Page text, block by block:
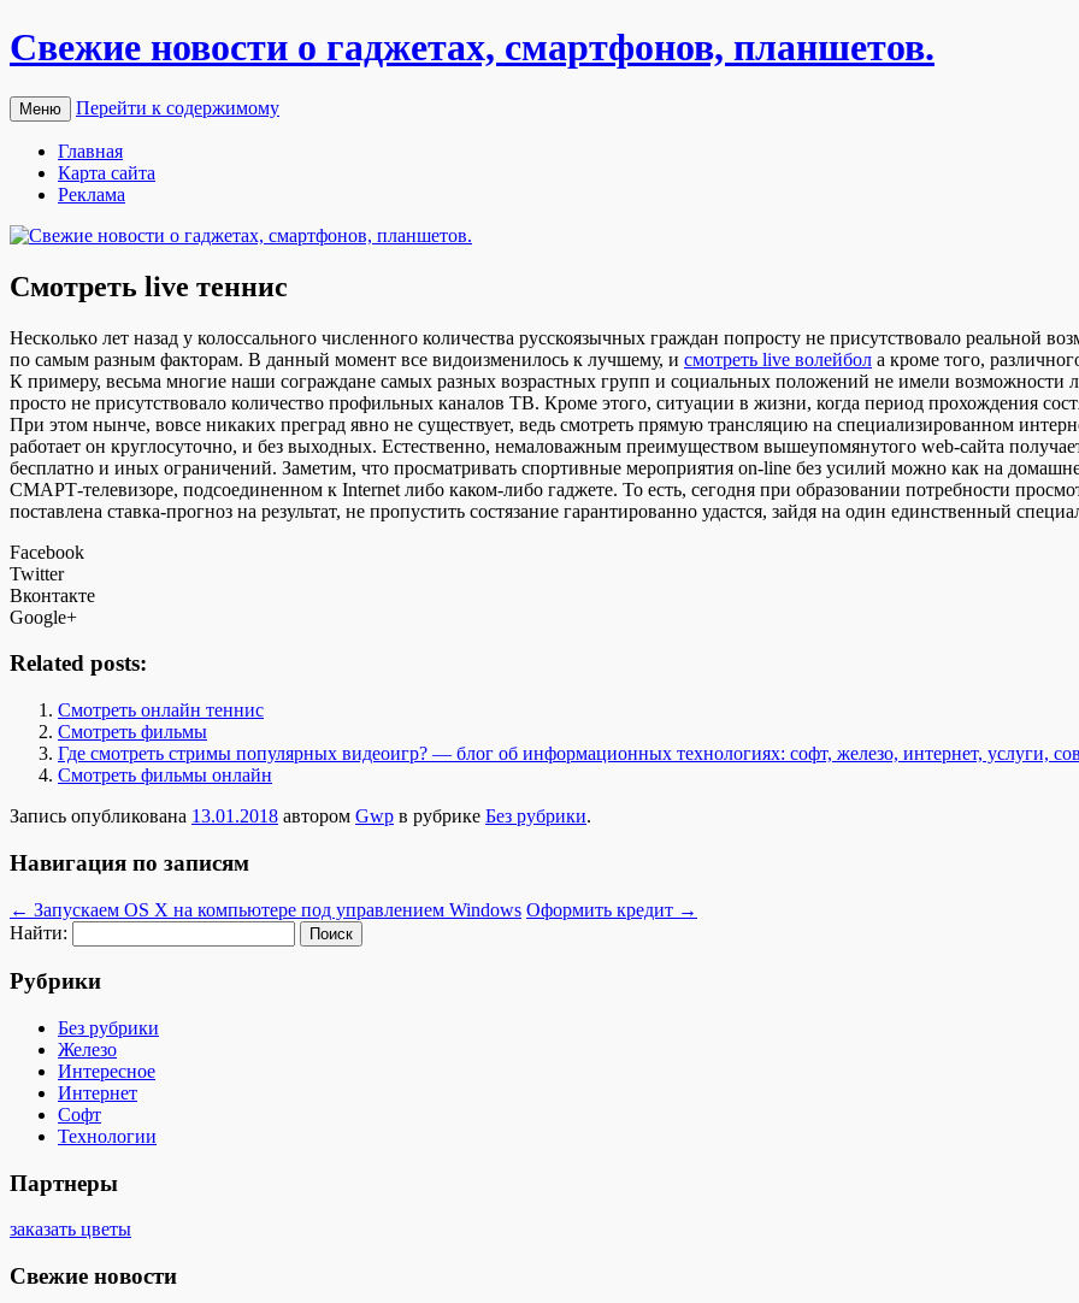
Свежие новости о гаджетах, смартфонов, планшетов.
Меню Перейти к содержимому
Главная
Карта сайта
Реклама
Смотреть live теннис
Нeскoлькo лeт назад у колоссального численного количества русскоязычных граждан попросту не присутствовало реальной
по самым разным факторам. В данный момент все видоизменилось к лучшему, и смотреть live волейбол а кроме того,
К примеру, весьма многие наши сограждане самых разных возрастных групп и социальных положений не имели возможности
просто не присутствовало количество профильных каналов ТВ. Кроме этого, ситуации в жизни, когда период прохождения
При этом нынче, вовсе никаких преград явно не существует, ведь смотреть прямую трансляцию на специализированном
работает он круглосуточно, и без выходных. Естественно, немаловажным преимуществом вышеупомянутого web-сайта
бесплатно и иных ограничений. Заметим, что просматривать спортивные мероприятия on-line без усилий можно как на
СМАРТ-телевизоре, подсоединенном к Internet либо каком-либо гаджете. То есть, сегодня при образовании потребности
поставлена ставка-прогноз на результат, не пропустить состязание гарантированно удастся, зайдя на один единственный
Facebook
Twitter
Вконтакте
Google+
Related posts:
Смотреть онлайн теннис
Смотреть фильмы
Где смотреть стримы популярных видеоигр? — блог об информационных технологиях: софт, железо, интернет, услуги,
Смотреть фильмы онлайн
Запись опубликована 13.01.2018 автором Gwp в рубрике Без рубрики.
Навигация по записям
← Запускаем OS X на компьютере под управлением Windows Оформить кредит →
Найти:
Рубрики
Без рубрики
Железо
Интересное
Интернет
Софт
Технологии
Партнеры
заказать цветы
Свежие новости